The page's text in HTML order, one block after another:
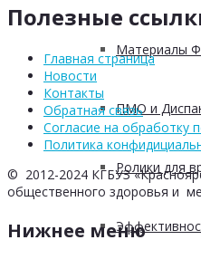
Материалы
ПМО и
Ролики для
Полезные
Главная страница
Новости
Контакты
Обратная связь
Согласие на обработку
Политика
© 2012-2024 КГБУЗ
общественного здоровья и
Нижнее меню